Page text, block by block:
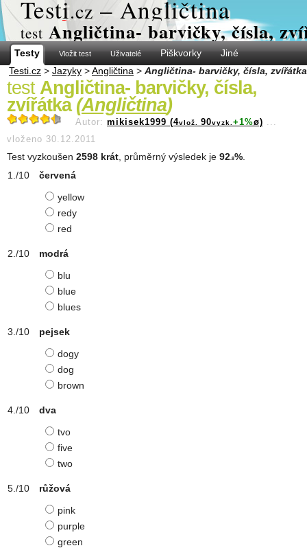
Testi.cz – Angličtina
test Angličtina- barvičky, čísla,
Testy Vložit test Uživatelé Piškvorky
Jiné
Testi.cz > Jazyky >Angličtina > Angličtina- barvičky, čísla, zvířátka
test Angličtina- barvičky, čísla,
zvířátka (Angličtina)
Autor: mikisek1999 (4vlož. 90vyzk. +1%ø) ...
vloženo 30.12.2011
Test vyzkoušen 2598 krát , průměrný výsledek je 92 .8%
červená
yellow
redy
red
modrá
blu
blue
blues
pejsek
dogy
dog
brown
dva
tvo
five
two
růžová
pink
purple
green